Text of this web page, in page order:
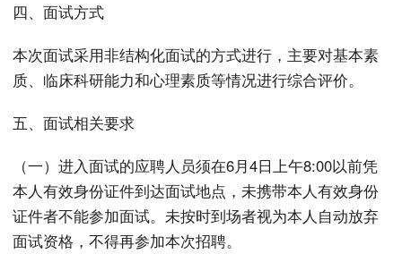
四、面试方式
本次面试采用非结构化面试的方式进行，主要对基本素
质、临床科研能力和心理素质等情况进行综合评价。
五、面试相关要求
（一）进入面试的应聘人员须在6月4日上午8:00以前凭
本人有效身份证件到达面试地点，未携带本人有效身份
证件者不能参加面试。未按时到场者视为本人自动放弃
面试资格，不得再参加本次招聘。